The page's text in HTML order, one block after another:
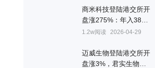
商米科技登陆港交所开
盘涨275%：年入38亿
元，蚂蚁、小米、美团
1.2w阅读 2026-04-29
迈威生物登陆港交所开
盘涨3%，君实生物、